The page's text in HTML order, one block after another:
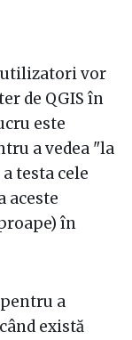
vor
de QGIS în
este
a vedea "la
testa cele
aceste
în
a
există